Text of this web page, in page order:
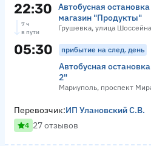
22:30
Автобусная
магазин "Продукты"
Грушевка, улица
7 ч
в пути
05:30 прибытие на след. день
Автобусная
2"
Мариуполь, проспект
Перевозчик:ИП Улановский С.В.
4 27 отзывов